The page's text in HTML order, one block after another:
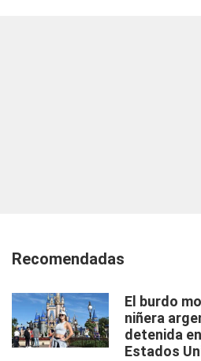
Recomendadas
El burdo
niñera
detenida
Estados